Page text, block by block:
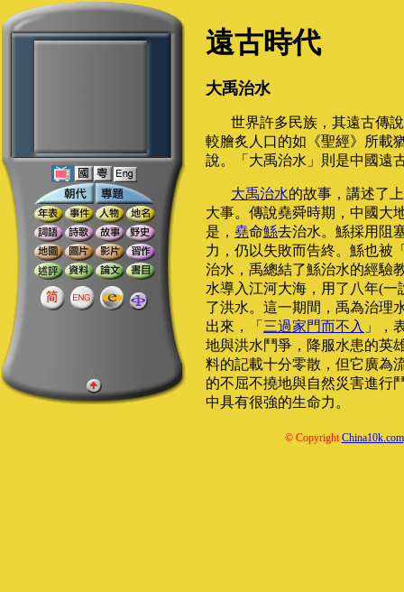
遠古時代
大禹治水
世界許多民族，其遠古傳
較膾炙人口的如《聖經》所載
說。「大禹治水」則是中國遠
大禹治水的故事，講述了
大事。傳說堯舜時期，中國大
是， 堯命鯀去治水。鯀採用阻
力，仍以失敗而告終。鯀也被
治水，禹總結了鯀治水的經驗
水導入江河大海，用了八年(
了洪水。這一期間，禹為治理
出來，「 三過家門而不入 」，
地與洪水鬥爭，降服水患的英
料的記載十分零散，但它廣為
的不屈不撓地與自然災害進行
中具有很強的生命力。
© CopyrightChina10k.com